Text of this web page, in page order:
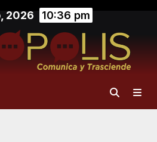
2026 10:36 pm